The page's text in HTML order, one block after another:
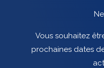
Vous souhaitez
prochaines dates